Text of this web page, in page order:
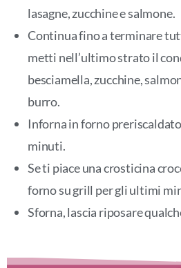
lasagne, zucchine e salmone.
Continua fino a terminare
metti nell’ultimo strato il
besciamella, zucchine,
burro.
Inforna in forno
minuti.
Se ti piace una crosticina
forno su grill per gli ultimi
Sforna, lascia riposare